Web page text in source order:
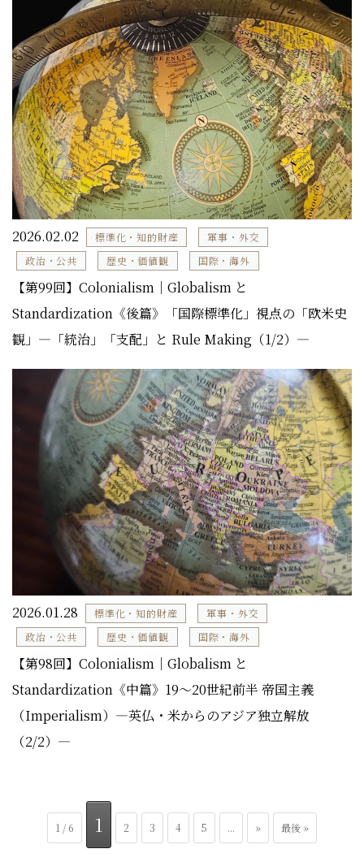
2026.02.02 標準化・知的財産
軍事・外交
政治・公共
歴史・価値観 国際・海外
【第99回】Colonialism｜Globalism と
Standardization《後篇》「国際標準化」視点の「欧米史
観」―「統治」「支配」と Rule Making（1/2）―
2026.01.28 標準化・知的財産
軍事・外交
政治・公共
歴史・価値観 国際・海外
【第98回】Colonialism｜Globalism と
Standardization《中篇》19～20世紀前半 帝国主義
（Imperialism）―英仏・米からのアジア独立解放
（2/2）―
1 / 6 1 2 3 4 5 ... » 最後 »